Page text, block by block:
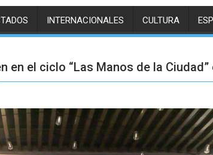
INTERNACIONALES CULTURA
el ciclo “Las Manos de la Ciudad”